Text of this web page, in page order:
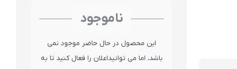
ناموجود
این محصول در حال حاضر موجود نمی
باشد، اما می توانیداعلان را فعال کنید تا به